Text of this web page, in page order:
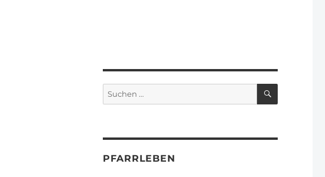
Suchen
SUCHEN
PFARRLEBEN